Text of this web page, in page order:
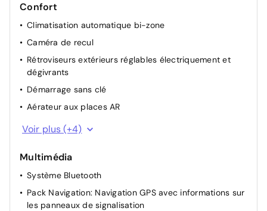
Confort
Climatisation automatique bi-zone
Caméra de recul
Rétroviseurs extérieurs réglables électriquement et
dégivrants
Démarrage sans clé
Aérateur aux places AR
Capteur de pluie (Essuies glace automatique)
Câble de recharge pour prise domestique
Câble de recharge rapide à domicile (22 kW) ou sur
borne publique (43 kW)
Voir plus (+4)
Multimédia
Système Bluetooth
Pack Navigation: Navigation GPS avec informations sur
les panneaux de signalisation